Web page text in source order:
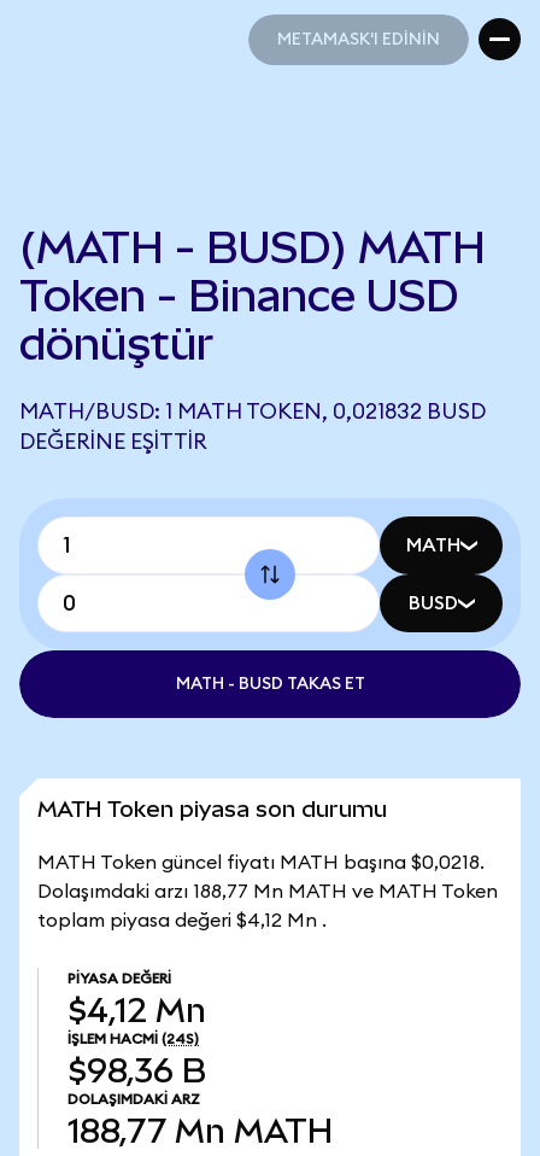
METAMASK'I EDİNİN
(MATH - BUSD) MATH
Token - Binance USD
dönüştür
MATH/BUSD: 1 MATH TOKEN, 0,021832 BUSD
DEĞERINE EŞITTIR
MATH
BUSD
MATH - BUSD TAKAS ET
MATH Token piyasa son durumu
MATH Token güncel fiyatı MATH başına $0,0218.
Dolaşımdaki arzı 188,77 Mn MATH ve MATH Token
toplam piyasa değeri $4,12 Mn .
PIYASA DEĞERI
$4,12 Mn
İŞLEM HACMI (24S)
$98,36 B
DOLAŞIMDAKI ARZ
188,77 Mn MATH